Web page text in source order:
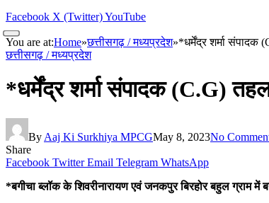
Facebook X (Twitter)YouTube
You are at:Home»छत्तीसगढ़ / मध्यप्रदेश»*धर्मेंद्र शर्मा संपादक
छत्तीसगढ़ / मध्यप्रदेश
*धर्मेंद्र शर्मा संपादक (C.G)
By Aaj Ki Surkhiya MPCGMay 8, 2023No
Share
Facebook Twitter Email Telegram WhatsApp
*बगीचा ब्लॉक के शिवरीनारायण एवं जनकपुर बिरहोर बहुल ग्राम में